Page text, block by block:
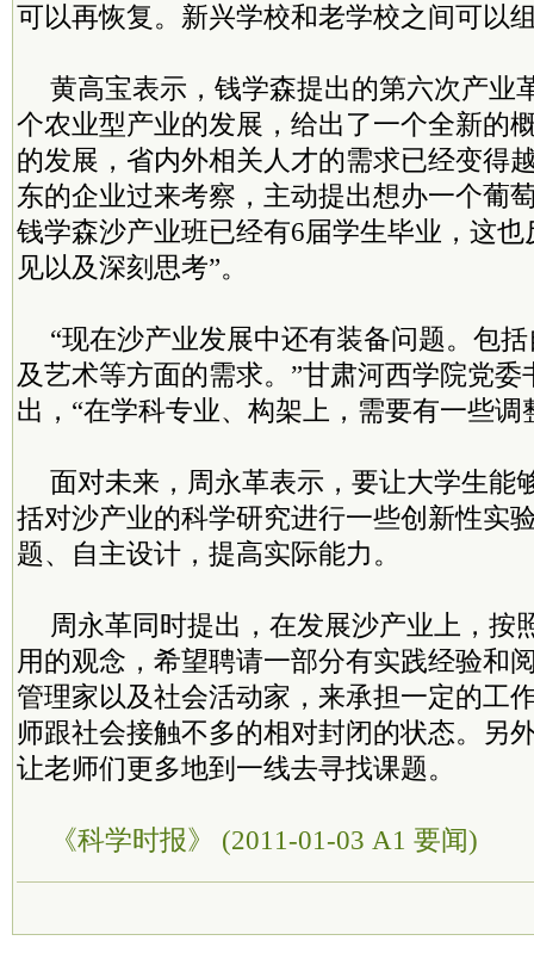
可以再恢复。新兴学校和老学校之间可以
黄高宝表示，钱学森提出的第六次产业
个农业型产业的发展，给出了一个全新的
的发展，省内外相关人才的需求已经变得
东的企业过来考察，主动提出想办一个葡
钱学森沙产业班已经有6届学生毕业，这
见以及深刻思考”。
“现在沙产业发展中还有装备问题。包
及艺术等方面的需求。”甘肃河西学院党委
出，“在学科专业、构架上，需要有一些调
面对未来，周永革表示，要让大学生能
括对沙产业的科学研究进行一些创新性实
题、自主设计，提高实际能力。
周永革同时提出，在发展沙产业上，按
用的观念，希望聘请一部分有实践经验和
管理家以及社会活动家，来承担一定的工
师跟社会接触不多的相对封闭的状态。另
让老师们更多地到一线去寻找课题。
《科学时报》 (2011-01-03 A1 要闻)